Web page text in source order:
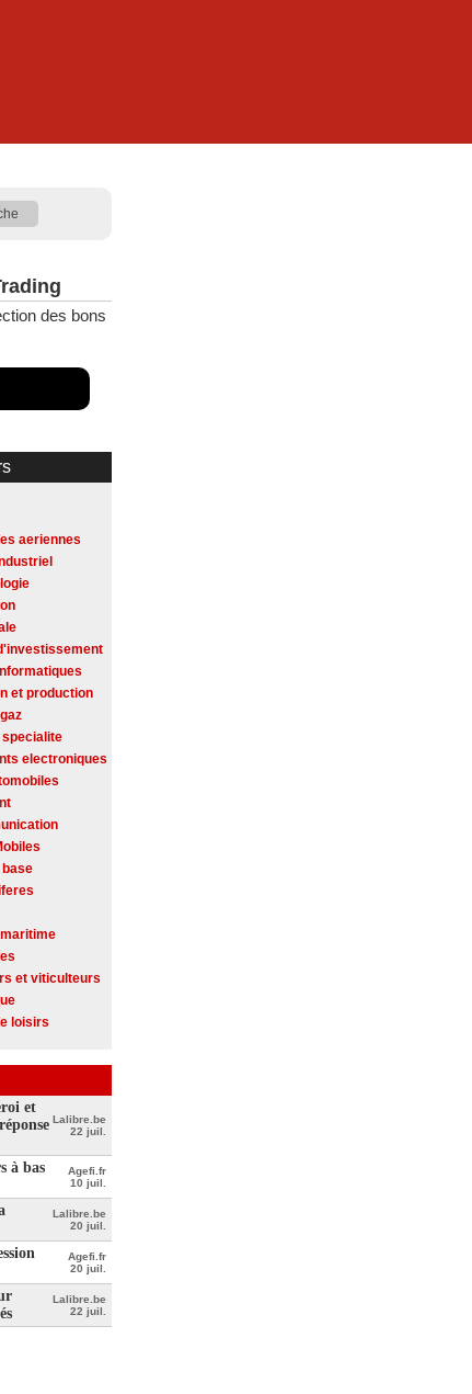
des bons
aeriennes
et production
specialite
electroniques
base
et viticulteurs
loisirs
et
Lalibre.be
22 juil.
à bas
Agefi.fr
10 juil.
Lalibre.be
20 juil.
Agefi.fr
20 juil.
Lalibre.be
22 juil.